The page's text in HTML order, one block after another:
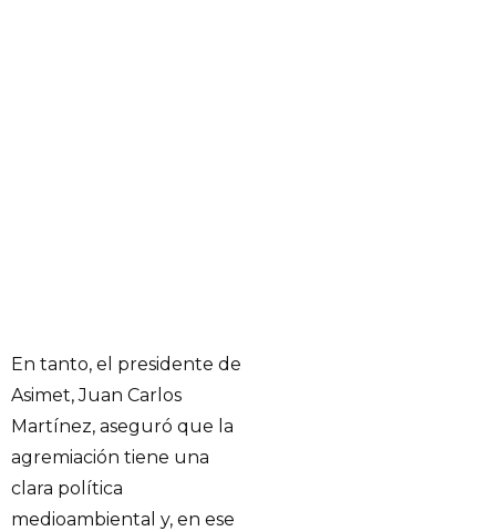
En tanto, el presidente de
Asimet, Juan Carlos
Martínez, aseguró que la
agremiación tiene una
clara política
medioambiental y, en ese